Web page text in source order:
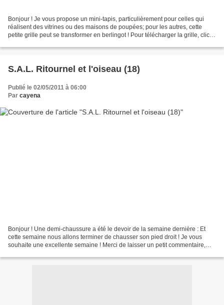
Bonjour ! Je vous propose un mini-tapis, particulièrement pour celles qui
réalisent des vitrines ou des maisons de poupées; pour les autres, cette
petite grille peut se transformer en berlingot ! Pour télécharger la grille, clic
S.A.L. Ritournel et l'oiseau (18)
Publié le 02/05/2011 à 06:00
Par cayena
Bonjour ! Une demi-chaussure a été le devoir de la semaine dernière : Et
cette semaine nous allons terminer de chausser son pied droit ! Je vous
souhaite une excellente semaine ! Merci de laisser un petit commentaire,